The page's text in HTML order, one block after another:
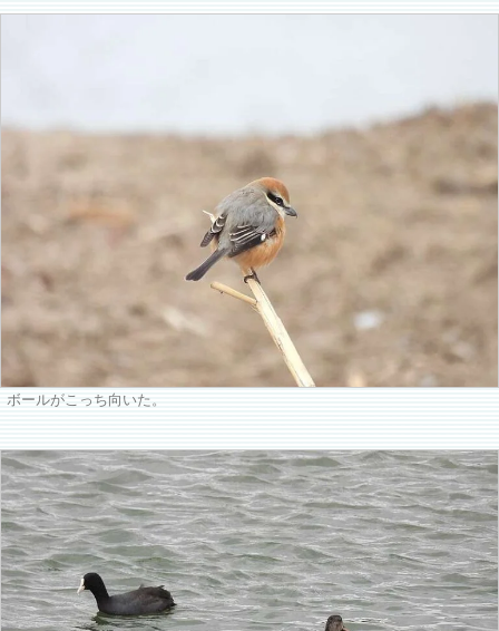
ボールがこっち向いた。